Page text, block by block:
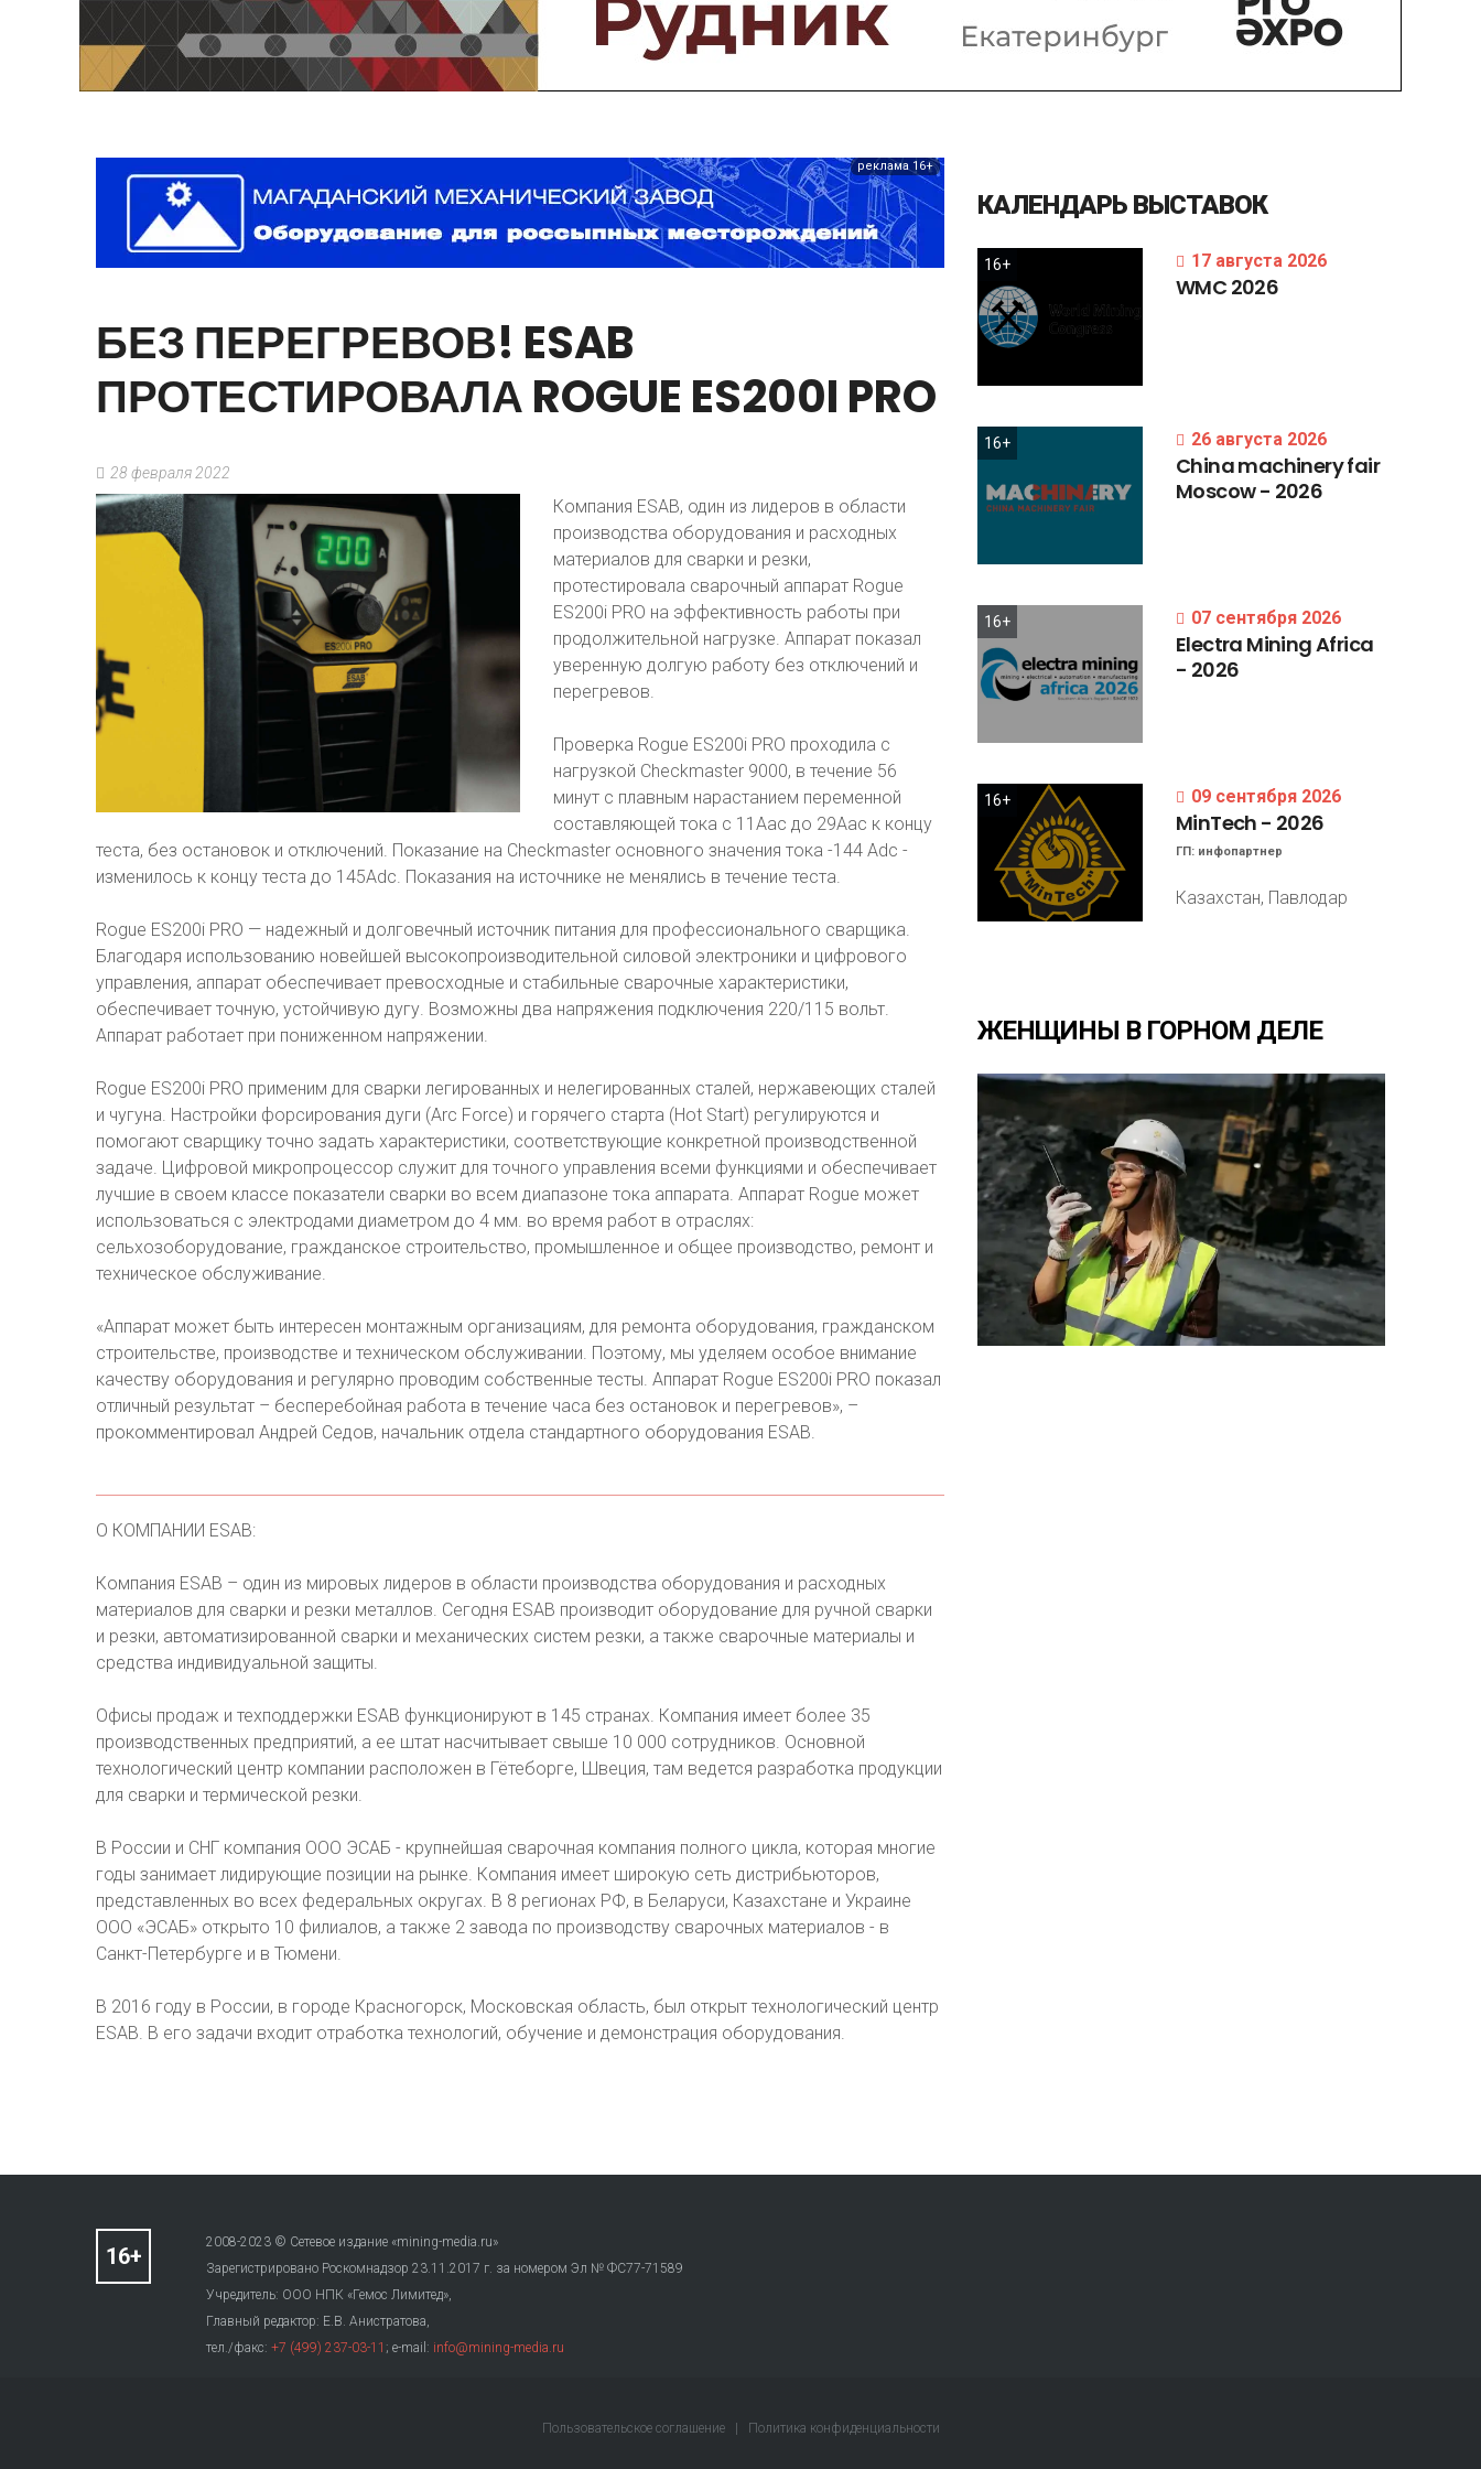
Предприятия и компании
Интервью
Выставки, Конференции
реклама 16+
БЕЗПЕРЕГРЕВОВ! ESAB
ПРОТЕСТИРОВАЛАROGUE ES200I PRO
28 февраля 2022
Компания ESAB, один из лидеров в области
производства оборудования и расходных
материалов для сварки и резки,
протестировала сварочный аппарат Rogue
ES200i PRO на эффективность работы при
продолжительной нагрузке. Аппарат показал
уверенную долгую работу без отключений и
перегревов.
Проверка Rogue ES200i PRO проходила с
нагрузкой Checkmaster 9000, в течение 56
минут с плавным нарастанием переменной
составляющей тока с 11Аас до 29Аас к концу
теста, без остановок и отключений. Показание на Checkmaster основного значения тока -144 Аdc -
изменилось к концу теста до 145Аdc. Показания на источнике не менялись в течение теста.
Rogue ES200i PRO — надежный и долговечный источник питания для профессионального сварщика.
Благодаря использованию новейшей высокопроизводительной силовой электроники и цифрового
управления, аппарат обеспечивает превосходные и стабильные сварочные характеристики,
обеспечивает точную, устойчивую дугу. Возможны два напряжения подключения 220/115 вольт.
Аппарат работает при пониженном напряжении.
Rogue ES200i PRO применим для сварки легированных и нелегированных сталей, нержавеющих сталей
и чугуна. Настройки форсирования дуги (Arc Force) и горячего старта (Hot Start) регулируются и
помогают сварщику точно задать характеристики, соответствующие конкретной производственной
задаче. Цифровой микропроцессор служит для точного управления всеми функциями и обеспечивает
лучшие в своем классе показатели сварки во всем диапазоне тока аппарата. Аппарат Rogue может
использоваться с электродами диаметром до 4 мм. во время работ в отраслях:
сельхозоборудование, гражданское строительство, промышленное и общее производство, ремонт и
техническое обслуживание.
«Аппарат может быть интересен монтажным организациям, для ремонта оборудования, гражданском
строительстве, производстве и техническом обслуживании. Поэтому, мы уделяем особое внимание
качеству оборудования и регулярно проводим собственные тесты. Аппарат Rogue ES200i PRO показал
отличный результат – бесперебойная работа в течение часа без остановок и перегревов», –
прокомментировал Андрей Седов, начальник отдела стандартного оборудования ESAB.
О КОМПАНИИ ESAB:
Компания ESAB – один из мировых лидеров в области производства оборудования и расходных
материалов для сварки и резки металлов. Сегодня ESAB производит оборудование для ручной сварки
и резки, автоматизированной сварки и механических систем резки, а также сварочные материалы и
средства индивидуальной защиты.
Офисы продаж и техподдержки ESAB функционируют в 145 странах. Компания имеет более 35
производственных предприятий, а ее штат насчитывает свыше 10 000 сотрудников. Основной
технологический центр компании расположен в Гётеборге, Швеция, там ведется разработка продукции
для сварки и термической резки.
В России и СНГ компания ООО ЭСАБ - крупнейшая сварочная компания полного цикла, которая многие
годы занимает лидирующие позиции на рынке. Компания имеет широкую сеть дистрибьюторов,
представленных во всех федеральных округах. В 8 регионах РФ, в Беларуси, Казахстане и Украине
OOO «ЭСАБ» открыто 10 филиалов, а также 2 завода по производству сварочных материалов - в
Санкт-Петербурге и в Тюмени.
В 2016 году в России, в городе Красногорск, Московская область, был открыт технологический центр
ESAB. В его задачи входит отработка технологий, обучение и демонстрация оборудования.
КАЛЕНДАРЬ ВЫСТАВОК
16+ 17 августа 2026
WMC 2026
16+ 26 августа 2026
Chinamachineryfair
Moscow- 2026
16+ 07 сентября 2026
Electra MiningAfrica
- 2026
16+ 09 сентября 2026
MinTech - 2026
ГП: инфопартнер
Казахстан, Павлодар
ЖЕНЩИНЫ В ГОРНОМ ДЕЛЕ
2008-2023 © Сетевое издание «mining-media.ru»
Зарегистрировано Роскомнадзор 23.11.2017 г. за номером Эл № ФС77-71589
Учредитель: ООО НПК «Гемос Лимитед»,
Главный редактор: Е.В. Анистратова,
тел./факс: +7 (499) 237-03-11 ; e-mail: info@mining-media.ru
Пользовательское соглашение Политика конфиденциальности